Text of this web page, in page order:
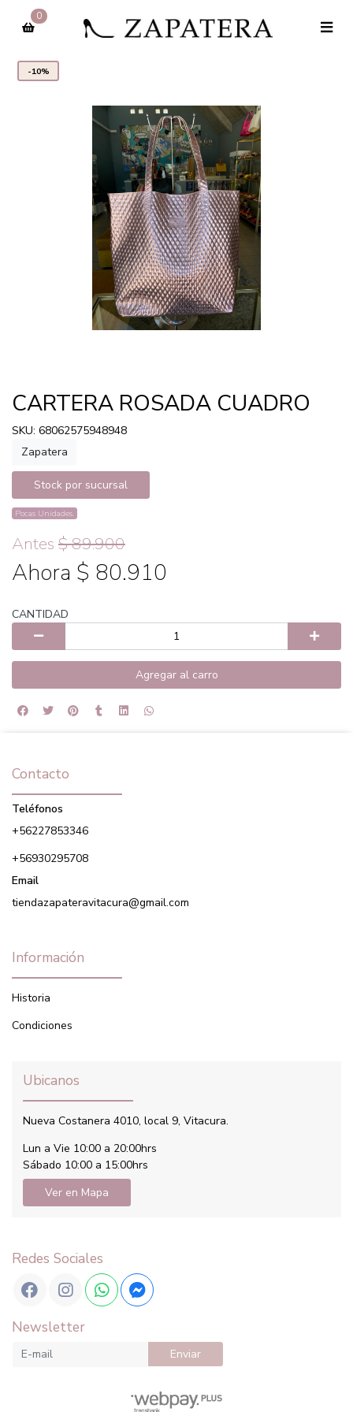
0
-10%
CARTERA ROSADA CUADRO
SKU: 68062575948948
Zapatera
Stock por sucursal
Pocas Unidades.
Antes $ 89.900
Ahora $ 80.910
CANTIDAD
Agregar al carro
Contacto
Teléfonos
+56227853346
+56930295708
Email
tiendazapateravitacura@gmail.com
Información
Historia
Condiciones
Ubicanos
Nueva Costanera 4010, local 9, Vitacura.
Lun a Vie 10:00 a 20:00hrs
Sábado 10:00 a 15:00hrs
Ver en Mapa
Redes Sociales
Newsletter
Enviar